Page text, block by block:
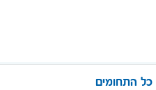
כל התחומים